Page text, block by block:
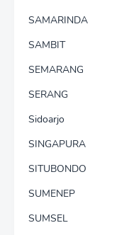
SAMARINDA
SAMBIT
SEMARANG
SERANG
Sidoarjo
SINGAPURA
SITUBONDO
SUMENEP
SUMSEL